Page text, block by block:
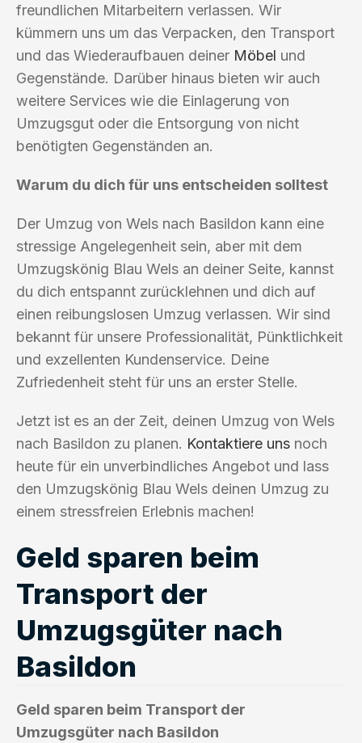
freundlichen Mitarbeitern verlassen. Wir
kümmern uns um das Verpacken, den Transport
und das Wiederaufbauen deiner Möbel und
Gegenstände. Darüber hinaus bieten wir auch
weitere Services wie die Einlagerung von
Umzugsgut oder die Entsorgung von nicht
benötigten Gegenständen an.
Warum du dich für uns entscheiden solltest
Der Umzug von Wels nach Basildon kann eine
stressige Angelegenheit sein, aber mit dem
Umzugskönig Blau Wels an deiner Seite, kannst
du dich entspannt zurücklehnen und dich auf
einen reibungslosen Umzug verlassen. Wir sind
bekannt für unsere Professionalität, Pünktlichkeit
und exzellenten Kundenservice. Deine
Zufriedenheit steht für uns an erster Stelle.
Jetzt ist es an der Zeit, deinen Umzug von Wels
nach Basildon zu planen. Kontaktiere uns noch
heute für ein unverbindliches Angebot und lass
den Umzugskönig Blau Wels deinen Umzug zu
einem stressfreien Erlebnis machen!
Geld sparen beim
Transport der
Umzugsgüter nach
Basildon
Geld sparen beim Transport der
Umzugsgüter nach Basildon